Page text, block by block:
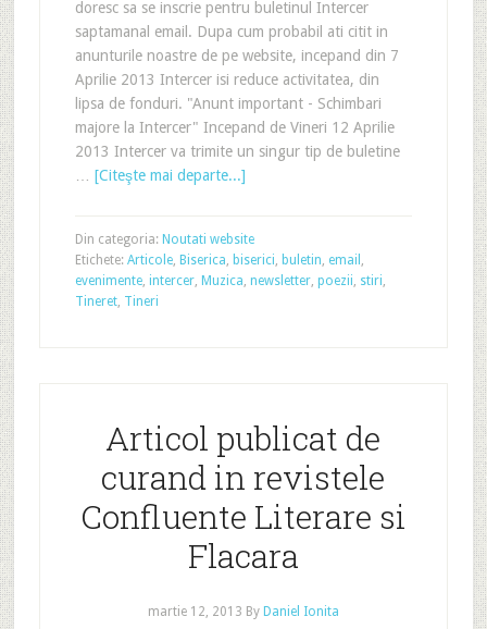
doresc sa se inscrie pentru buletinul Intercer
saptamanal email. Dupa cum probabil ati citit in
anunturile noastre de pe website, incepand din 7
Aprilie 2013 Intercer isi reduce activitatea, din
lipsa de fonduri. "Anunt important - Schimbari
majore la Intercer" Incepand de Vineri 12 Aprilie
2013 Intercer va trimite un singur tip de buletine
[Citeşte mai departe...]
Din categoria: Noutati website
Etichete: Articole, Biserica, biserici, buletin, email ,
evenimente, intercer, Muzica, newsletter, poezii, stiri,
Tineret, Tineri
Articol publicat de
curand in revistele
Confluente Literare si
Flacara
martie 12, 2013 By Daniel Ionita